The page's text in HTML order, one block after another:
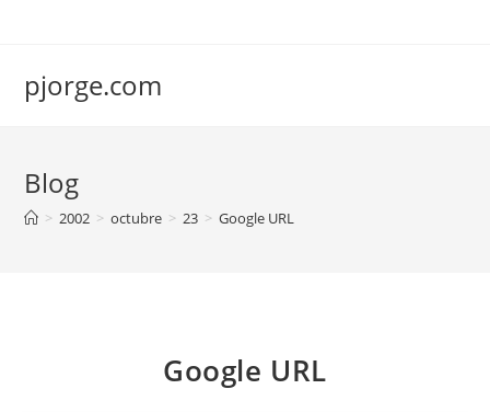
pjorge.com
Blog
> 2002 > octubre > 23 > Google URL
Google URL